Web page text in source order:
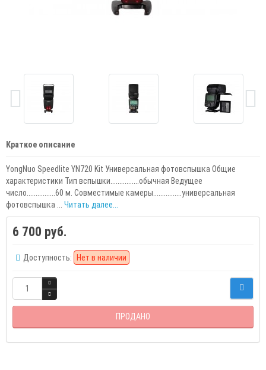
Краткое описание
YongNuo Speedlite YN720 Kit Универсальная фотовспышка Общие
характеристики Тип вспышки................обычная Ведущее
число................60 м. Совместимые камеры................универсальная
фотовспышка ... Читать далее...
6 700 руб.
Доступность: Нет в наличии
ПРОДАНО